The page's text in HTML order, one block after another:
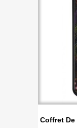
Coffret De